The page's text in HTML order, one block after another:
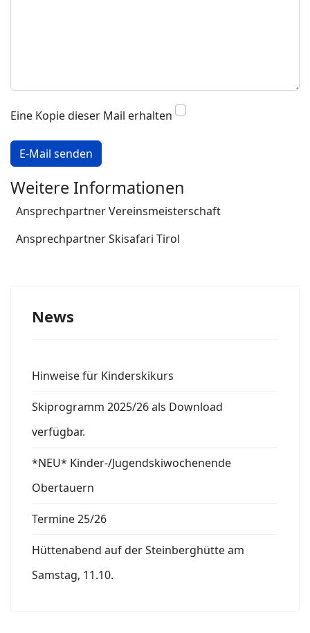
Eine Kopie dieser Mail erhalten
E-Mail senden
Weitere Informationen
Weitere Informationen
Ansprechpartner Vereinsmeisterschaft
Ansprechpartner Skisafari Tirol
News
Hinweise für Kinderskikurs
Skiprogramm 2025/26 als Download
verfügbar.
*NEU* Kinder-/Jugendskiwochenende
Obertauern
Termine 25/26
Hüttenabend auf der Steinberghütte am
Samstag, 11.10.